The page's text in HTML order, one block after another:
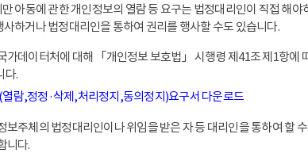
아동에 관한 개인정보의 열람 등 요구는 법정대리인이 직접 해
사하거나 법정대리인을 통하여 권리를 행사할 수도 있습니다.
가데이터처에 대해 「개인정보 보호법」 시행령 제41조 제1항에
다.
람,정정·삭제,처리정지,동의정지)요구서 다운로드
주체의 법정대리인이나 위임을 받은 자 등 대리인을 통하여 할
니다.